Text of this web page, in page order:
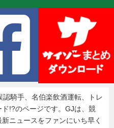
騎手、名伯楽飲酒運転、トレ
!?のページです。GJは、競
新ニュースをファンにいち早く